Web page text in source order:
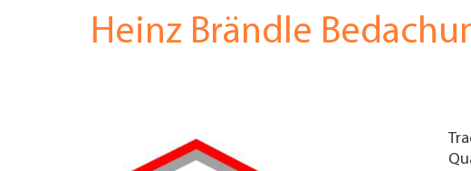
are
Heinz Brändle